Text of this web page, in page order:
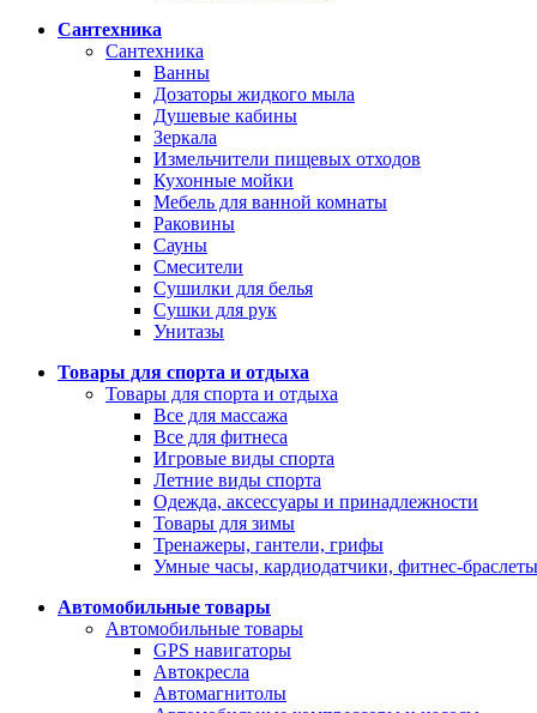
Сантехника
Сантехника
Ванны
Дозаторы жидкого мыла
Душевые кабины
Зеркала
Измельчители пищевых отходов
Кухонные мойки
Мебель для ванной комнаты
Раковины
Сауны
Смесители
Сушилки для белья
Сушки для рук
Унитазы
Товары для спорта и отдыха
Товары для спорта и отдыха
Все для массажа
Все для фитнеса
Игровые виды спорта
Летние виды спорта
Одежда, аксессуары и принадлежности
Товары для зимы
Тренажеры, гантели, грифы
Умные часы, кардиодатчики, фитнес-браслеты
Автомобильные товары
Автомобильные товары
GPS навигаторы
Автокресла
Автомагнитолы